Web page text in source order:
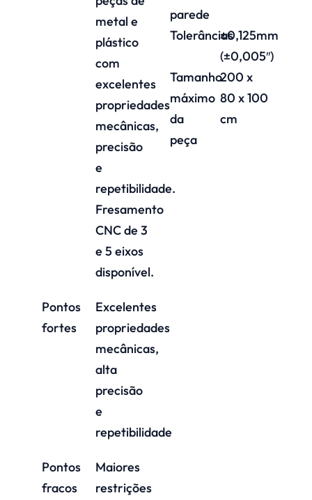
metal e
plástico
com
excelentes
propriedades
mecânicas,
precisão
e
repetibilidade.
Fresamento
CNC de 3
e 5 eixos
disponível.
Pontos
fortes
Excelentes
propriedades
mecânicas,
alta
precisão
e
repetibilidade
Pontos
fracos
Maiores
restrições
parede
Tolerâncias±0,125mm
(±0,005″)
Tamanho
máximo
da
peça
200 x
80 x 100
cm